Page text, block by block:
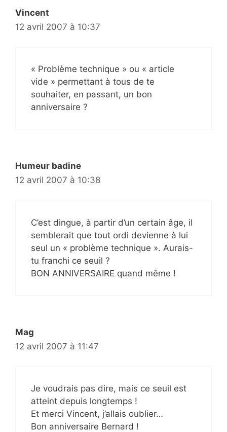
Vincent
12 avril 2007 à 10:37
« Problème technique » ou « article
vide » permettant à tous de te
souhaiter, en passant, un bon
anniversaire ?
Humeur badine
12 avril 2007 à 10:38
C’est dingue, à partir d’un certain âge, il
semblerait que tout ordi devienne à lui
seul un « problème technique ». Aurais-
tu franchi ce seuil ?
BON ANNIVERSAIRE quand même !
Mag
12 avril 2007 à 11:47
Je voudrais pas dire, mais ce seuil est
atteint depuis longtemps !
Et merci Vincent, j’allais oublier…
Bon anniversaire Bernard !